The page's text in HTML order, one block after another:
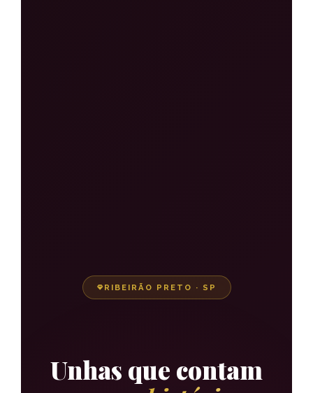
RIBEIRÃO PRETO · SP
Unhas que contam